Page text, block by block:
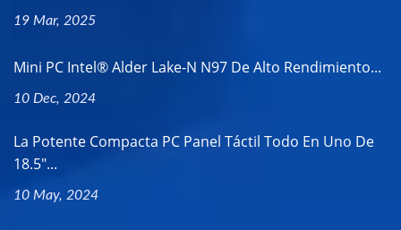
19 Mar, 2025
Mini PC Intel® Alder Lake-N N97 De Alto Rendimiento...
10 Dec, 2024
La Potente Compacta PC Panel Táctil Todo En Uno De
18.5"...
10 May, 2024